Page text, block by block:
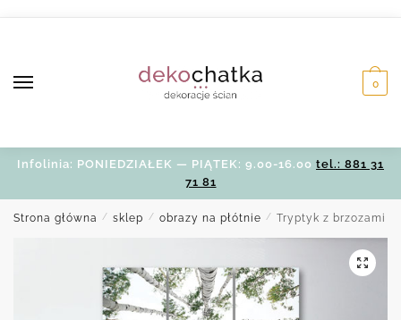
0
Infolinia: PONIEDZIAŁEK — PIĄTEK: 9.00-16.00 tel.: 881 31
71 81
Strona główna / sklep / obrazy na płótnie / Tryptyk z brzozami